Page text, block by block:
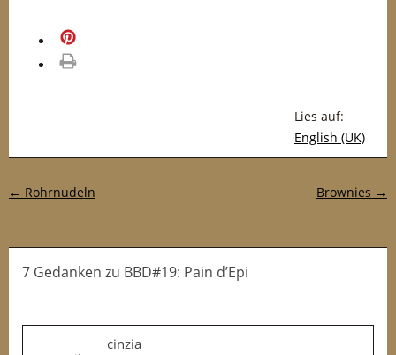
Lies auf:
English (UK)
Post-Navigation
← Rohrnudeln Brownies →
7 Gedanken zu BBD#19: Pain d’Epi
cinzia